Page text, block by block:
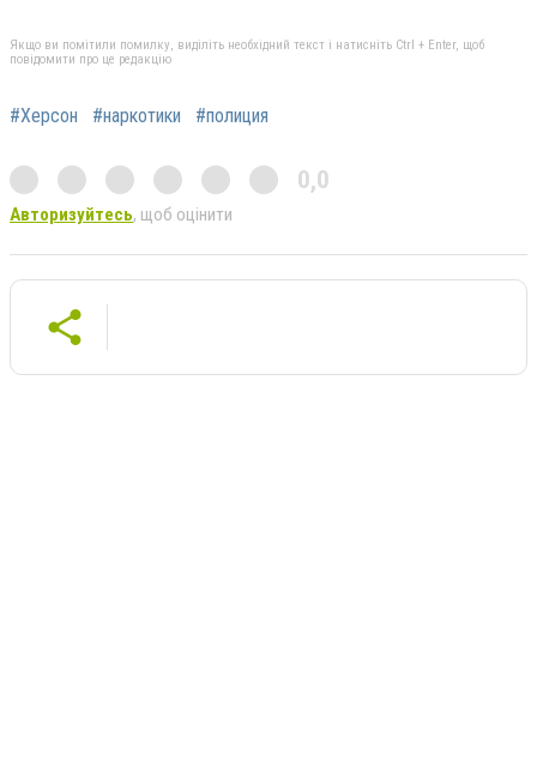
Якщо ви помітили помилку, виділіть необхідний текст і натисніть Ctrl + Enter, щоб
повідомити про це редакцію
#Херсон #наркотики #полиция
0,0
Авторизуйтесь, щоб оцінити